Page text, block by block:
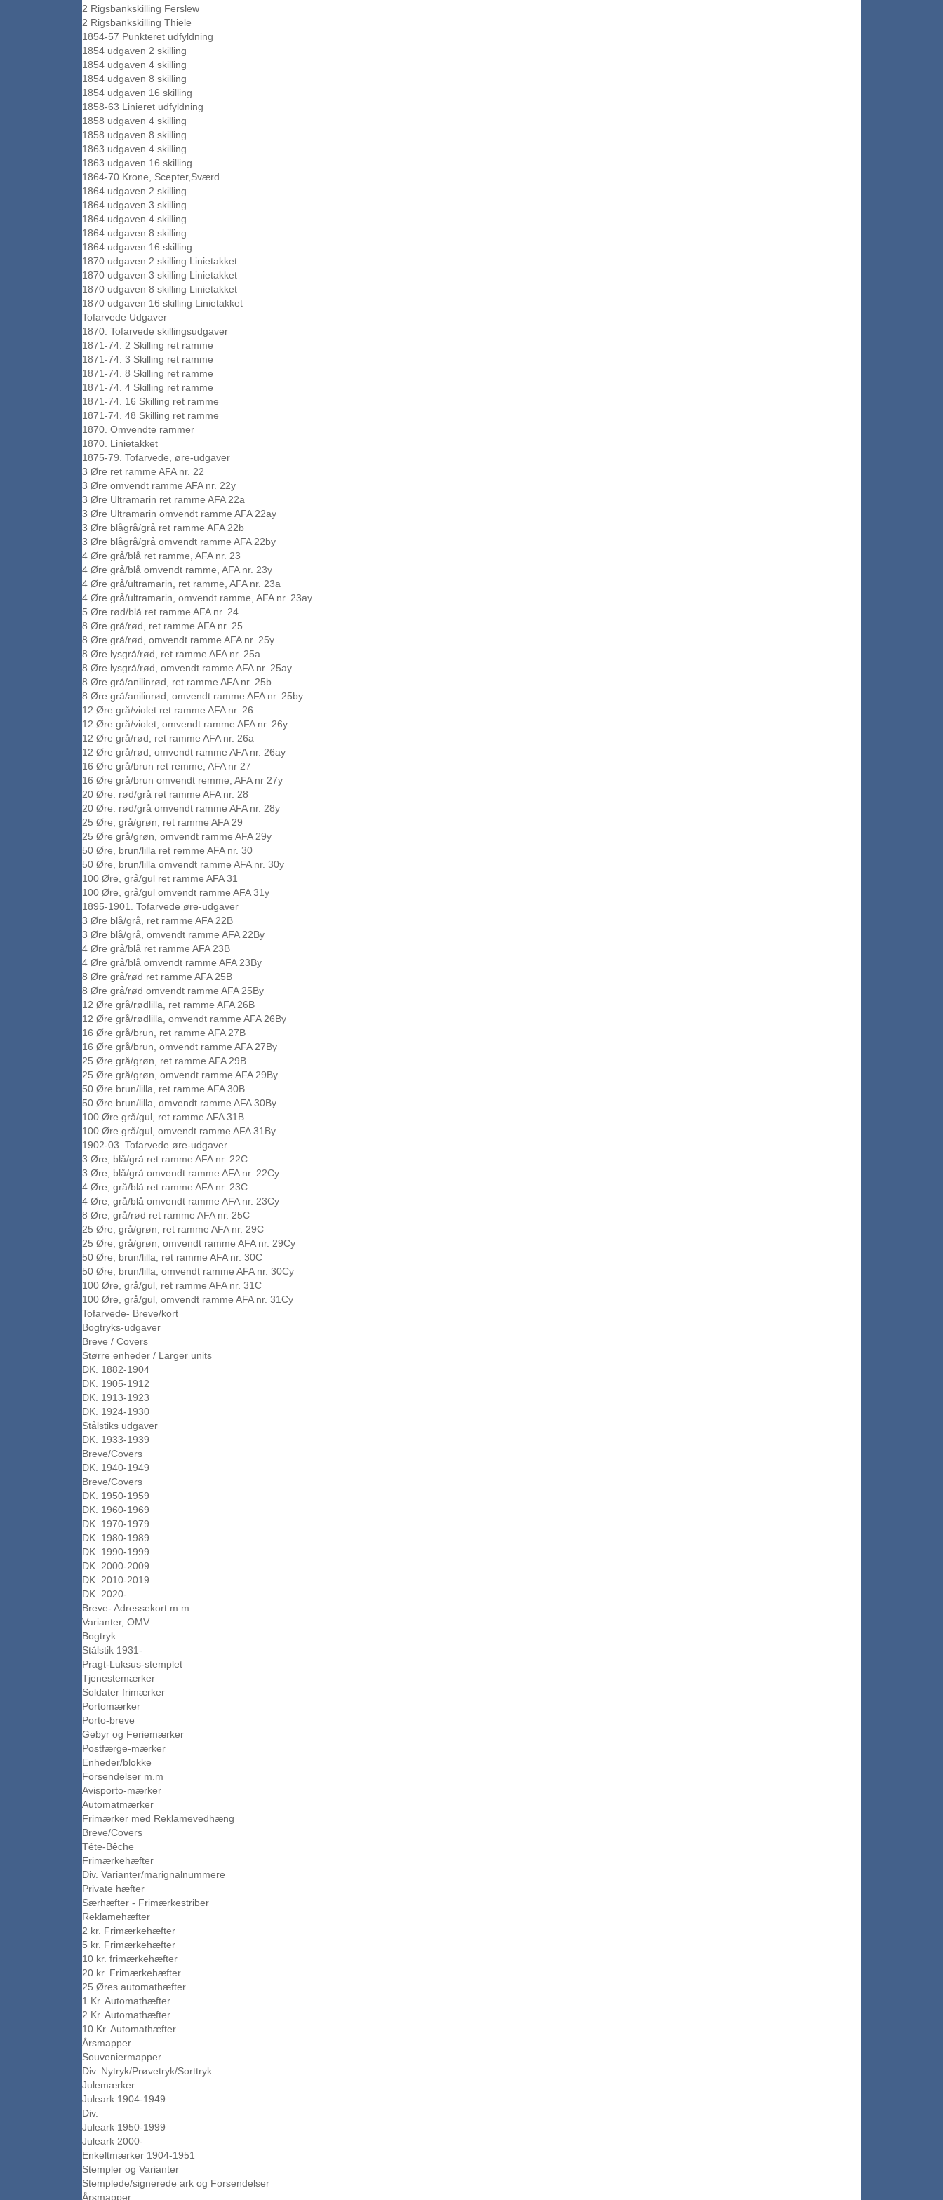
2 Rigsbankskilling Ferslew
2 Rigsbankskilling Thiele
1854-57 Punkteret udfyldning
1854 udgaven 2 skilling
1854 udgaven 4 skilling
1854 udgaven 8 skilling
1854 udgaven 16 skilling
1858-63 Linieret udfyldning
1858 udgaven 4 skilling
1858 udgaven 8 skilling
1863 udgaven 4 skilling
1863 udgaven 16 skilling
1864-70 Krone, Scepter,Sværd
1864 udgaven 2 skilling
1864 udgaven 3 skilling
1864 udgaven 4 skilling
1864 udgaven 8 skilling
1864 udgaven 16 skilling
1870 udgaven 2 skilling Linietakket
1870 udgaven 3 skilling Linietakket
1870 udgaven 8 skilling Linietakket
1870 udgaven 16 skilling Linietakket
Tofarvede Udgaver
1870. Tofarvede skillingsudgaver
1871-74. 2 Skilling ret ramme
1871-74. 3 Skilling ret ramme
1871-74. 8 Skilling ret ramme
1871-74. 4 Skilling ret ramme
1871-74. 16 Skilling ret ramme
1871-74. 48 Skilling ret ramme
1870. Omvendte rammer
1870. Linietakket
1875-79. Tofarvede, øre-udgaver
3 Øre ret ramme AFA nr. 22
3 Øre omvendt ramme AFA nr. 22y
3 Øre Ultramarin ret ramme AFA 22a
3 Øre Ultramarin omvendt ramme AFA 22ay
3 Øre blågrå/grå ret ramme AFA 22b
3 Øre blågrå/grå omvendt ramme AFA 22by
4 Øre grå/blå ret ramme, AFA nr. 23
4 Øre grå/blå omvendt ramme, AFA nr. 23y
4 Øre grå/ultramarin, ret ramme, AFA nr. 23a
4 Øre grå/ultramarin, omvendt ramme, AFA nr. 23ay
5 Øre rød/blå ret ramme AFA nr. 24
8 Øre grå/rød, ret ramme AFA nr. 25
8 Øre grå/rød, omvendt ramme AFA nr. 25y
8 Øre lysgrå/rød, ret ramme AFA nr. 25a
8 Øre lysgrå/rød, omvendt ramme AFA nr. 25ay
8 Øre grå/anilinrød, ret ramme AFA nr. 25b
8 Øre grå/anilinrød, omvendt ramme AFA nr. 25by
12 Øre grå/violet ret ramme AFA nr. 26
12 Øre grå/violet, omvendt ramme AFA nr. 26y
12 Øre grå/rød, ret ramme AFA nr. 26a
12 Øre grå/rød, omvendt ramme AFA nr. 26ay
16 Øre grå/brun ret remme, AFA nr 27
16 Øre grå/brun omvendt remme, AFA nr 27y
20 Øre. rød/grå ret ramme AFA nr. 28
20 Øre. rød/grå omvendt ramme AFA nr. 28y
25 Øre, grå/grøn, ret ramme AFA 29
25 Øre grå/grøn, omvendt ramme AFA 29y
50 Øre, brun/lilla ret remme AFA nr. 30
50 Øre, brun/lilla omvendt ramme AFA nr. 30y
100 Øre, grå/gul ret ramme AFA 31
100 Øre, grå/gul omvendt ramme AFA 31y
1895-1901. Tofarvede øre-udgaver
3 Øre blå/grå, ret ramme AFA 22B
3 Øre blå/grå, omvendt ramme AFA 22By
4 Øre grå/blå ret ramme AFA 23B
4 Øre grå/blå omvendt ramme AFA 23By
8 Øre grå/rød ret ramme AFA 25B
8 Øre grå/rød omvendt ramme AFA 25By
12 Øre grå/rødlilla, ret ramme AFA 26B
12 Øre grå/rødlilla, omvendt ramme AFA 26By
16 Øre grå/brun, ret ramme AFA 27B
16 Øre grå/brun, omvendt ramme AFA 27By
25 Øre grå/grøn, ret ramme AFA 29B
25 Øre grå/grøn, omvendt ramme AFA 29By
50 Øre brun/lilla, ret ramme AFA 30B
50 Øre brun/lilla, omvendt ramme AFA 30By
100 Øre grå/gul, ret ramme AFA 31B
100 Øre grå/gul, omvendt ramme AFA 31By
1902-03. Tofarvede øre-udgaver
3 Øre, blå/grå ret ramme AFA nr. 22C
3 Øre, blå/grå omvendt ramme AFA nr. 22Cy
4 Øre, grå/blå ret ramme AFA nr. 23C
4 Øre, grå/blå omvendt ramme AFA nr. 23Cy
8 Øre, grå/rød ret ramme AFA nr. 25C
25 Øre, grå/grøn, ret ramme AFA nr. 29C
25 Øre, grå/grøn, omvendt ramme AFA nr. 29Cy
50 Øre, brun/lilla, ret ramme AFA nr. 30C
50 Øre, brun/lilla, omvendt ramme AFA nr. 30Cy
100 Øre, grå/gul, ret ramme AFA nr. 31C
100 Øre, grå/gul, omvendt ramme AFA nr. 31Cy
Tofarvede- Breve/kort
Bogtryks-udgaver
Breve / Covers
Større enheder / Larger units
DK. 1882-1904
DK. 1905-1912
DK. 1913-1923
DK. 1924-1930
Stålstiks udgaver
DK. 1933-1939
Breve/Covers
DK. 1940-1949
Breve/Covers
DK. 1950-1959
DK. 1960-1969
DK. 1970-1979
DK. 1980-1989
DK. 1990-1999
DK. 2000-2009
DK. 2010-2019
DK. 2020-
Breve- Adressekort m.m.
Varianter, OMV.
Bogtryk
Stålstik 1931-
Pragt-Luksus-stemplet
Tjenestemærker
Soldater frimærker
Portomærker
Porto-breve
Gebyr og Feriemærker
Postfærge-mærker
Enheder/blokke
Forsendelser m.m
Avisporto-mærker
Automatmærker
Frimærker med Reklamevedhæng
Breve/Covers
Tête-Bêche
Frimærkehæfter
Div. Varianter/marignalnummere
Private hæfter
Særhæfter - Frimærkestriber
Reklamehæfter
2 kr. Frimærkehæfter
5 kr. Frimærkehæfter
10 kr. frimærkehæfter
20 kr. Frimærkehæfter
25 Øres automathæfter
1 Kr. Automathæfter
2 Kr. Automathæfter
10 Kr. Automathæfter
Årsmapper
Souveniermapper
Div. Nytryk/Prøvetryk/Sorttryk
Julemærker
Juleark 1904-1949
Div.
Juleark 1950-1999
Juleark 2000-
Enkeltmærker 1904-1951
Stempler og Varianter
Stemplede/signerede ark og Forsendelser
Årsmapper